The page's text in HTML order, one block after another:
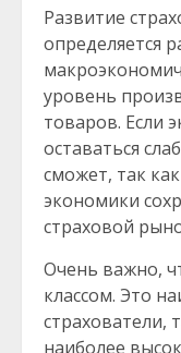
Развитие
определяется
уровень
товаров. Если
оставаться
сможет, так
экономики
страховой
Очень важно,
классом. Это
страхователи,
наиболее